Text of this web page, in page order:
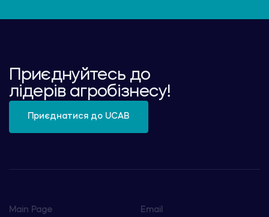
Приєднуйтесь до
лідерів агробізнесу!
Приєднатися до UCAB
Main Page Email